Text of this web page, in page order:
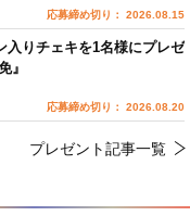
応募締め切り： 2026.08.15
入りチェキを1名様にプレゼ
』
応募締め切り： 2026.08.20
プレゼント記事一覧